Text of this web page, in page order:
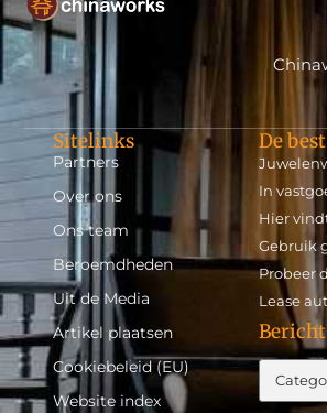
Sitelinks
Partners
Over ons
Ons team
Beroemdheden
Uit de Media
Artikel plaatsen
Cookiebeleid (EU)
Website index
De
In
Hier
Gebruik
Probeer
Lease